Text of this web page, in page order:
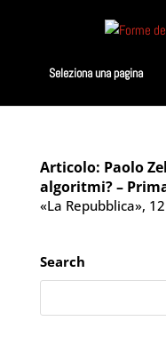
Seleziona una pagina
Articolo: Paolo
algoritmi? –
«La Repubblica»,
Search